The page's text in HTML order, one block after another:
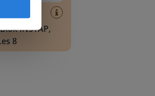
INSTAP,
8